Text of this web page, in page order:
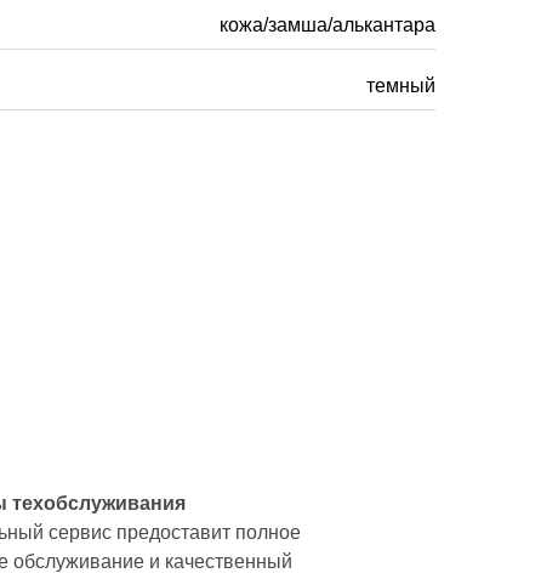
кожа/замша/алькантара
темный
техобслуживания
сервис предоставит полное
обслуживание и качественный